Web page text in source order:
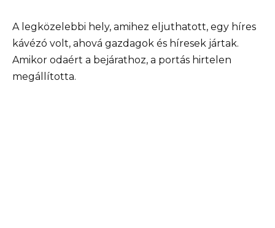
A legközelebbi hely, amihez eljuthatott, egy híres
kávézó volt, ahová gazdagok és híresek jártak.
Amikor odaért a bejárathoz, a portás hirtelen
megállította.